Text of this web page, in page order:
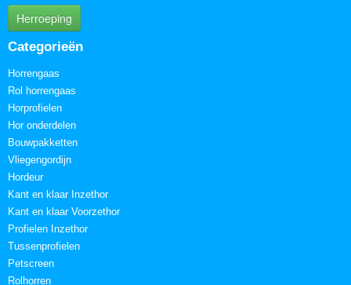
Herroeping
Categorieën
Horrengaas
Rol horrengaas
Horprofielen
Hor onderdelen
Bouwpakketten
Vliegengordijn
Hordeur
Kant en klaar Inzethor
Kant en klaar Voorzethor
Profielen Inzethor
Tussenprofielen
Petscreen
Rolhorren